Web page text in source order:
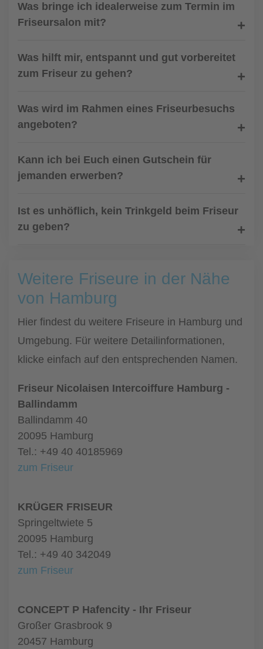
Was bringe ich idealerweise zum Termin im
Friseursalon mit?
Was hilft mir, entspannt und gut vorbereitet
zum Friseur zu gehen?
Was wird im Rahmen eines Friseurbesuchs
angeboten?
Kann ich bei Euch einen Gutschein für
jemanden erwerben?
Ist es unhöflich, kein Trinkgeld beim Friseur
zu geben?
Weitere Friseure in der Nähe
von Hamburg
Hier findest du weitere Friseure in Hamburg und
Umgebung. Für weitere Detailinformationen,
klicke einfach auf den entsprechenden Namen.
Friseur Nicolaisen Intercoiffure Hamburg -
Ballindamm
Ballindamm 40
20095 Hamburg
Tel.: +49 40 40185969
zum Friseur
KRÜGER FRISEUR
Springeltwiete 5
20095 Hamburg
Tel.: +49 40 342049
zum Friseur
CONCEPT P Hafencity - Ihr Friseur
Großer Grasbrook 9
20457 Hamburg